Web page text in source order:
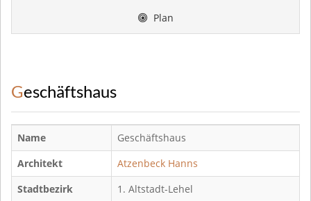
Plan
Geschäftshaus
Name
Geschäftshaus
Architekt
Atzenbeck Hanns
Stadtbezirk
1. Altstadt-Lehel